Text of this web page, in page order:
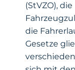
(StVZO), die
die
Gesetze